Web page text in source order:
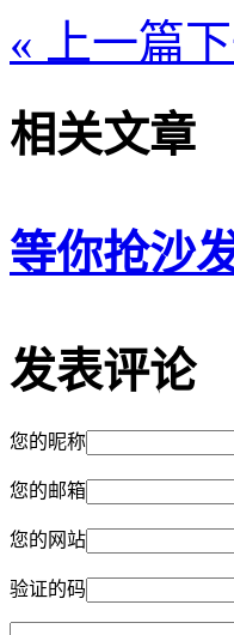
« 上一篇
相关文章
等你抢沙
发表评论
您的昵称
您的邮箱
您的网站
验证的码